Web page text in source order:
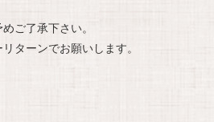
ご了承下さい。
ターンでお願いします。